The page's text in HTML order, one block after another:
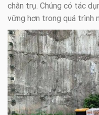
chân trụ. Chúng có tác
vững hơn trong quá trình